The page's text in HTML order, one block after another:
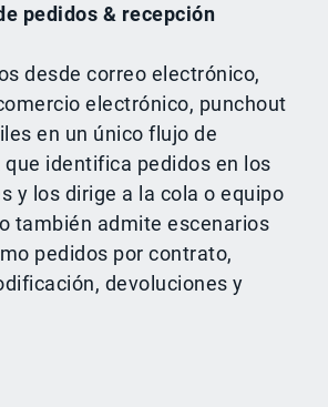
pedidos & recepción
desde correo electrónico,
electrónico, punchout
en un único flujo de
identifica pedidos en los
y los dirige a la cola o equipo
también admite escenarios
pedidos por contrato,
devoluciones y